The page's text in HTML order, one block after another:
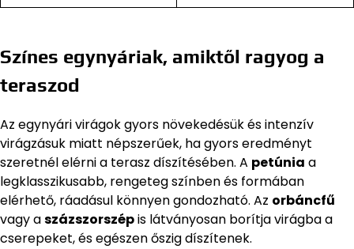
Színes egynyáriak, amiktől ragyog a
teraszod
Az egynyári virágok gyors növekedésük és intenzív
virágzásuk miatt népszerűek, ha gyors eredményt
szeretnél elérni a terasz díszítésében. A petúnia a
legklasszikusabb, rengeteg színben és formában
elérhető, ráadásul könnyen gondozható. Az orbáncfű
vagy aszázszorszépis látványosan borítja virágba a
cserepeket, és egészen őszig díszítenek.